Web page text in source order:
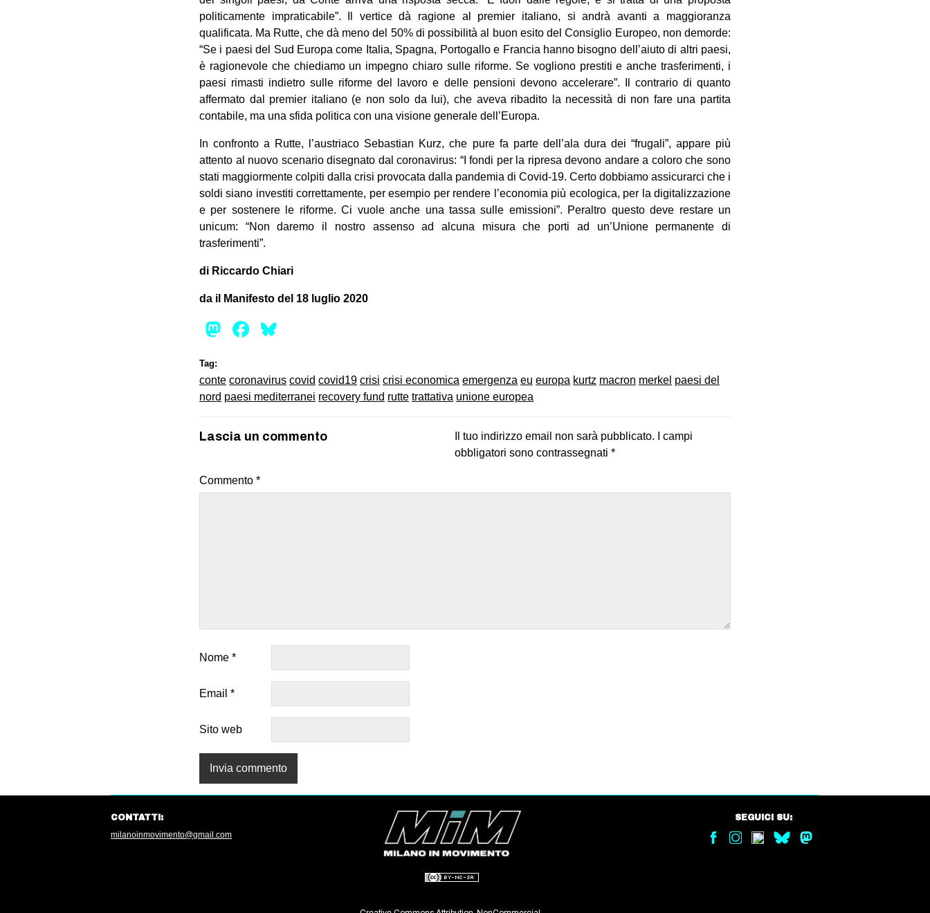
politicamente impraticabile”. Il vertice dà ragione al premier italiano, si andrà avanti a maggioranza
qualificata. Ma Rutte, che dà meno del 50% di possibilità al buon esito del Consiglio Europeo, non demorde:
“Se i paesi del Sud Europa come Italia, Spagna, Portogallo e Francia hanno bisogno dell’aiuto di altri paesi,
è ragionevole che chiediamo un impegno chiaro sulle riforme. Se vogliono prestiti e anche trasferimenti, i
paesi rimasti indietro sulle riforme del lavoro e delle pensioni devono accelerare”. Il contrario di quanto
affermato dal premier italiano (e non solo da lui), che aveva ribadito la necessità di non fare una partita
contabile, ma una sfida politica con una visione generale dell’Europa.
In confronto a Rutte, l’austriaco Sebastian Kurz, che pure fa parte dell’ala dura dei “frugali”, appare più
attento al nuovo scenario disegnato dal coronavirus: “I fondi per la ripresa devono andare a coloro che sono
stati maggiormente colpiti dalla crisi provocata dalla pandemia di Covid-19. Certo dobbiamo assicurarci che i
soldi siano investiti correttamente, per esempio per rendere l’economia più ecologica, per la digitalizzazione
e per sostenere le riforme. Ci vuole anche una tassa sulle emissioni”. Peraltro questo deve restare un
unicum: “Non daremo il nostro assenso ad alcuna misura che porti ad un’Unione permanente di
trasferimenti”.
di Riccardo Chiari
da il Manifesto del 18 luglio 2020
Mastodon
Facebook
Tag:
conte coronavirus covid covid19 crisi crisi economica emergenza eu europa kurtz macron merkel paesi del
nord paesi mediterranei recovery fund rutte trattativa unione europea
Lascia un commento Il tuo indirizzo email non sarà pubblicato.
I campi
obbligatori sono contrassegnati *
Commento *
Nome *
Email *
Sito web
CONTATTI:
milanoinmovimento@gmail.com
SEGUICI SU: